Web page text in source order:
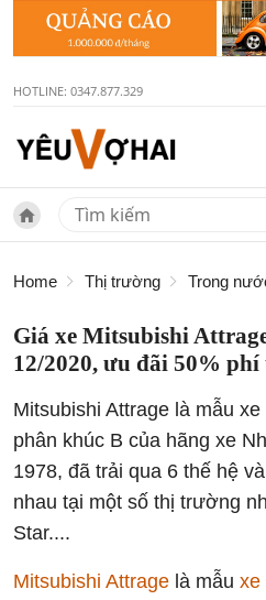
HOTLINE: 0347.877.329
Home Thị trường
Trong
Giá xe Mitsubishi
12/2020, ưu đãi 50%
Mitsubishi Attrage là mẫu
phân khúc B của hãng xe
1978, đã trải qua 6 thế hệ
nhau tại một số thị trường
Star....
Mitsubishi Attrage là mẫu xe